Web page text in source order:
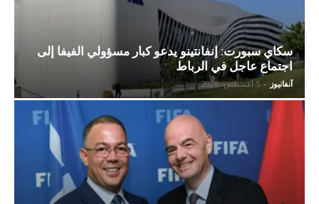
سكاي سبورت: إنفانتينو يدعو كبار مسؤولي الفيفا إلى
اجتماع عاجل في الرباط
آنفانيوز - 5 أغسطس، 2026